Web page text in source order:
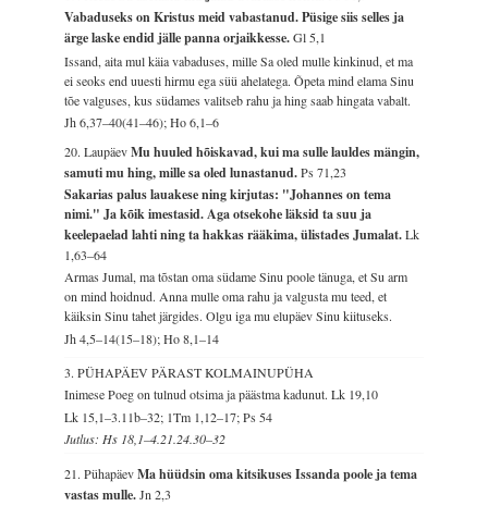
Vabaduseks on Kristus meid vabastanud. Püsige siis selles ja
ärge laske endid jälle panna orjaikkesse.Gl 5,1
Issand, aita mul käia vabaduses, mille Sa oled mulle kinkinud, et ma
ei seoks end uuesti hirmu ega süü ahelatega. Õpeta mind elama Sinu
tõe valguses, kus südames valitseb rahu ja hing saab hingata vabalt.
Jh 6,37–40(41–46); Ho 6,1–6
20. LaupäevMu huuled hõiskavad, kui ma sulle lauldes mängin,
samuti mu hing, mille sa oled lunastanud.Ps 71,23
Sakarias palus lauakese ning kirjutas: "Johannes on tema
nimi." Ja kõik imestasid. Aga otsekohe läksid ta suu ja
keelepaelad lahti ning ta hakkas rääkima, ülistades Jumalat.Lk
1,63–64
Armas Jumal, ma tõstan oma südame Sinu poole tänuga, et Su arm
on mind hoidnud. Anna mulle oma rahu ja valgusta mu teed, et
käiksin Sinu tahet järgides. Olgu iga mu elupäev Sinu kiituseks.
Jh 4,5–14(15–18); Ho 8,1–14
3. PÜHAPÄEV PÄRAST KOLMAINUPÜHA
Inimese Poeg on tulnud otsima ja päästma kadunut.Lk 19,10
Lk 15,1–3.11b–32; 1Tm 1,12–17; Ps 54
Jutlus: Hs 18,1–4.21.24.30–32
21. PühapäevMa hüüdsin oma kitsikuses Issanda poole ja tema
vastas mulle.Jn 2,3